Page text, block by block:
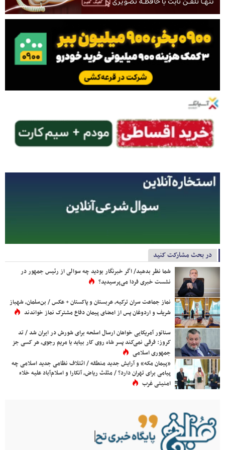
در بحث مشارکت کنید
شما نظر بدهید/ اگر خبرنگار بودید چه سوالی از رئیس جمهور در
نشست خبری فردا می‌پرسیدید؟
نماز جماعت سران ترکیه، عربستان و پاکستان + عکس / بن‌سلمان، شهباز
شریف و اردوغان پس از امضای پیمان دفاع مشترک نماز خواندند
سناتور آمریکایی خواهان ارسال اسلحه برای شورش در ایران شد / تد
کروز: فرقی نمی‌کند پسر شاه روی کار بیاید یا مریم رجوی، هر کسی جز
جمهوری اسلامی
«پیمان مکه» و آرایش جدید منطقه / ائتلاف نظامی جدید اسلامی چه
پیامی برای تهران دارد؟ / مثلث ریاض، آنکارا و اسلام‌آباد علیه خلاء
امنیتی غرب